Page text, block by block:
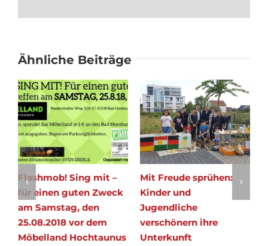
Mail
Ähnliche Beiträge
Flashmob! Sing mit –
für einen guten Zweck
am Samstag, den
25.08.2018 vor dem
Möbelland Hochtaunus
Mit Freude sprühen:
Kinder und
Jugendliche
verschönern ihre
Unterkunft